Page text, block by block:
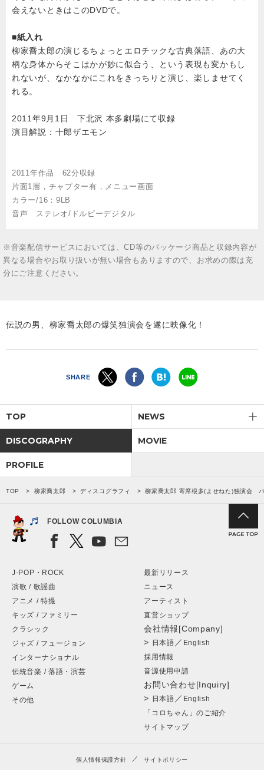
会えないときはこのDVDで。
■紙入れ
柳家喬太郎の演じるちょっとエロチックな古典落語、あの大
柄な身体からそこはかが妙に似合う、という表現も変かもし
れないが、なかなかにこれをきっちりと演じ、楽しませてく
れる。
2011年9月1日 下北沢 本多劇場にて収録
演目解説：十郎ザエモン
2011年作品 62分収録
片面1層，チャプター有，メニュー画面
カラー/16：9LB
音声 ステレオ/ドルビーデジタル
※音楽配信サービスにおいては、CD等のパッケージ商品と収録内容が
異なる場合やお取り扱いが無い場合もありますので、お求めの際は充
分にご注意ください。
伝説の男、柳家喬太郎の爆笑独演会を遂に映像化！
SHARE
TOP NEWS
DISCOGRAPHY MOVIE
PROFILE
TOP 柳家喬太郎 ディスコグラフィ 柳家喬太郎 寄席根多(よせねた)独演会
FOLLOW COLUMBIA
J-POP・ROCK
演歌 / 歌謡曲
アニメ / 特撮
キッズ / ファミリー
クラシック
ジャズ / フュージョン
インターナショナル
伝統音楽 / 落語・演芸
ゲーム
その他
最新リリース
ニュース
アーティスト
直営ショップ
会社情報[Company]
> 日本語 ／ English
採用情報
音源使用申請
お問い合わせ[Inquiry]
> 日本語 ／ English
「コロちゃん」のご紹介
サイトマップ
個人情報保護方針 サイトポリシー